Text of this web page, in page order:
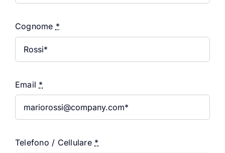
Cognome *
Email *
Telefono / Cellulare *